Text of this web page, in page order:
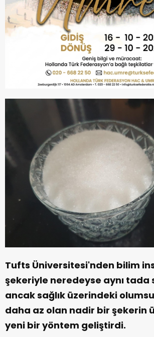
Tufts Üniversitesi'nden bilim
şekeriyle neredeyse aynı tada
ancak sağlık üzerindeki
daha az olan nadir bir şekerin
yeni bir yöntem geliştirdi.